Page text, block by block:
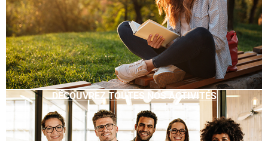
DÉCOUVREZ TOUTES NOS ACTIVITÉS